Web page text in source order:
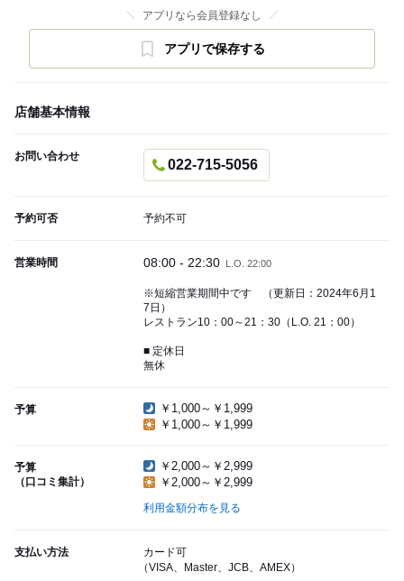
アプリなら会員登録なし
アプリで保存する
店舗基本情報
お問い合わせ
022-715-5056
予約可否 予約不可
営業時間 08:00 - 22:30 L.O. 22:00
※短縮営業期間中です （更新日：2024年6月1
7日）
レストラン10：00～21：30（L.O. 21：00）
■ 定休日
無休
予算
￥1,000～￥1,999
￥1,000～￥1,999
予算
（口コミ集計）
￥2,000～￥2,999
￥2,000～￥2,999
利用金額分布を見る
支払い方法
カード可
（VISA、Master、JCB、AMEX）